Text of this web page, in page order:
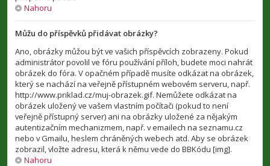
Nahoru
Můžu do příspěvků přidávat obrázky?
Ano, obrázky můžou být ve vašich příspěvcích zobrazeny. Pokud
administrátor povolil ve fóru používání příloh, budete moci nahrát
obrázek do fóra. V opačném případě musíte odkázat na obrázek,
který se nachází na veřejně přístupném webovém serveru, např.
http://www.priklad.cz/muj-obrazek.gif. Nemůžete odkázat na
obrázek uložený ve vašem vlastním počítači (pokud to není
veřejně přístupný server) ani na obrázky uložené za nějakým
autentizačním mechanizmem, např. v emailech na seznamu.cz
nebo v Gmailu, heslem chráněných webech atd. Aby se obrázek
zobrazil, vložte adresu, která k němu vede do BBKódu [img].
Nahoru